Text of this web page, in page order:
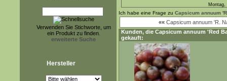
Verwenden Sie Stichworte, um
ein Produkt zu finden.
erweiterte Suche
Hersteller
Montag,
Ich habe eine Frage zu Capsicum annuum
«« Capsicum annuum 'R.
Kunden, die Capsicum annuum 'Red
gekauft: